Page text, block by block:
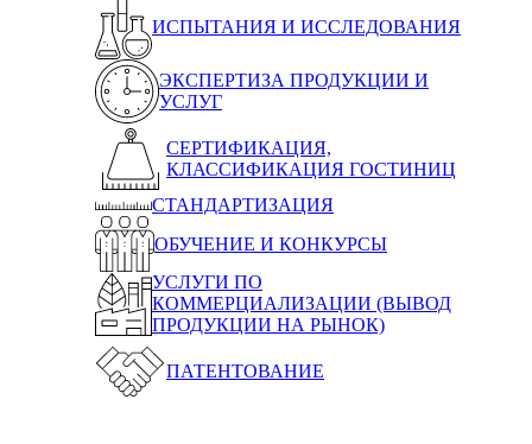
ИСПЫТАНИЯ И ИССЛЕДОВАНИЯ
ЭКСПЕРТИЗА ПРОДУКЦИИ И
УСЛУГ
СЕРТИФИКАЦИЯ,
КЛАССИФИКАЦИЯ ГОСТИНИЦ
СТАНДАРТИЗАЦИЯ
ОБУЧЕНИЕ И КОНКУРСЫ
УСЛУГИ ПО
КОММЕРЦИАЛИЗАЦИИ (ВЫВОД
ПРОДУКЦИИ НА РЫНОК)
ПАТЕНТОВАНИЕ